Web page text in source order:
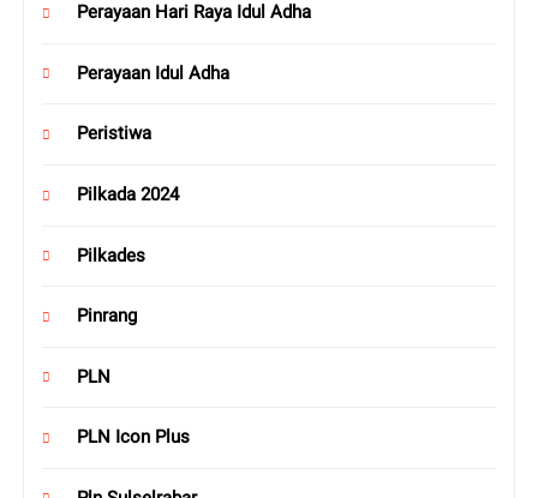
Perayaan Hari Raya Idul Adha
Perayaan Idul Adha
Peristiwa
Pilkada 2024
Pilkades
Pinrang
PLN
PLN Icon Plus